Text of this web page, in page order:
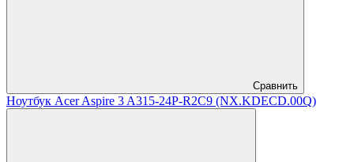
Сравнить
Ноутбук Acer Aspire 3 A315-24P-R2C9 (NX.KDECD.00Q)